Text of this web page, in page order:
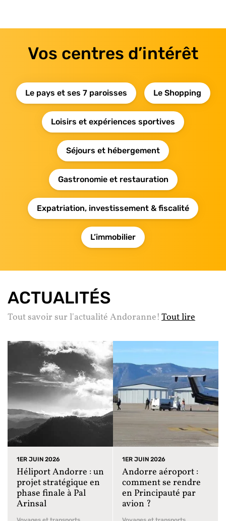
Vos centres d’intérêt
Le pays et ses 7 paroisses Le Shopping
Loisirs et expériences sportives
Séjours et hébergement
Gastronomie et restauration
Expatriation, investissement & fiscalité
L’immobilier
ACTUALITÉS
Tout savoir sur l'actualité Andoranne! Tout lire
1ER JUIN 2026
Héliport Andorre : un
projet stratégique en
phase finale à Pal
Arinsal
1ER JUIN 2026
Andorre aéroport :
comment se rendre
en Principauté par
avion ?